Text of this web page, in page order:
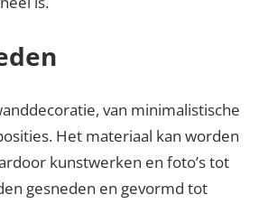
van minimalistische
Het materiaal kan worden
kunstwerken en foto’s tot
gesneden en gevormd tot